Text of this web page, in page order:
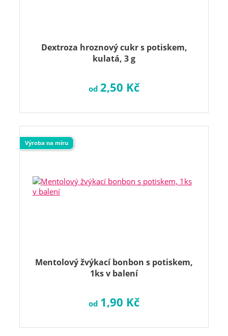
Dextroza hroznový cukr s potiskem,
kulatá, 3 g
od 2,50 Kč
Mentolový žvýkací bonbon s potiskem,
1ks v balení
Výroba na míru
od 1,90 Kč